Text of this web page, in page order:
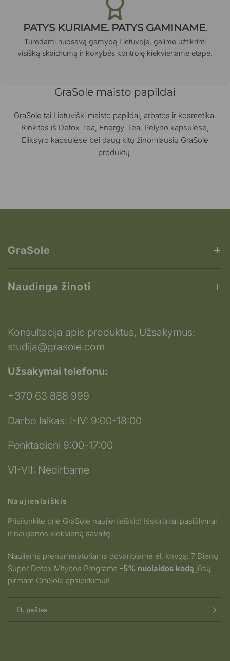
PATYS KURIAME. PATYS GAMINAME.
Turėdami nuosavą gamybą Lietuvoje, galime užtikrinti
visišką skaidrumą ir kokybės kontrolę kiekviename etape.
GraSole maisto papildai
GraSole tai Lietuviški maisto papildai, arbatos ir kosmetika.
Rinkitės iš Detox Tea, Energy Tea, Pelyno kapsulėse,
Eliksyro kapsulėse bei daug kitų žinomiausių GraSole
produktų.
GraSole
Naudinga žinoti
Konsultacija apie produktus, Užsakymus:
studija@grasole.com
Užsakymai telefonu:
+370 63 888 999
Darbo laikas: I-IV: 9:00-18:00
Penktadieni 9:00-17:00
VI-VII: Nedirbame
Naujienlaiškis
Prisijunkite prie GraSole naujienlaiškio! Išskirtiniai pasiūlymai
ir naujienos kiekvieną savaitę.
Naujiems prenumeratoriams dovanojame el. knygą: 7 Dienų
Super Detox Mitybos Programa -5% nuolaidos kodą jūsų
pirmam GraSole apsipirkimui!
El. paštas